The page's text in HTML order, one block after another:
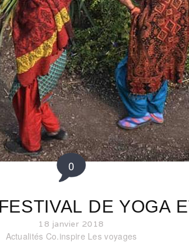
0
DE YOGA
18 janvier 2018
Actualités Co.inspire Les voyages